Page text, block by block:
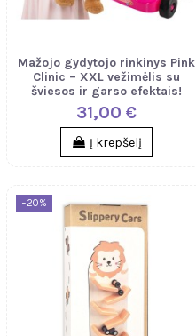
Mažojo gydytojo rinkinys Pink
Clinic – XXL vežimėlis su
šviesos ir garso efektais!
31,00 €
Į krepšelį
−20%